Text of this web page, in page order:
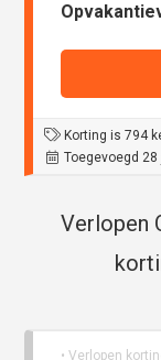
Korting is 794
Toegevoegd
Verlopen
• Verlopen